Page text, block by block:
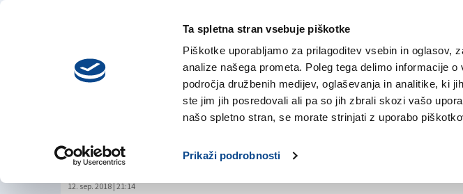
Ta spletna stran vsebuje piškotke
Piškotke uporabljamo za prilagoditev vsebin in oglasov,
analize našega prometa. Poleg tega delimo informacije
področja družbenih medijev, oglaševanja in analitike, ki
ste jim jih posredovali ali pa so jih zbrali skozi vašo
našo spletno stran, se morate strinjati z uporabo
Prikaži podrobnosti
sreda,
5. avgusta 2026
NOVICE TRŽAŠKA
Jadranovo predstavitev
košarkarske legende
12. sep. 2018 | 21:14